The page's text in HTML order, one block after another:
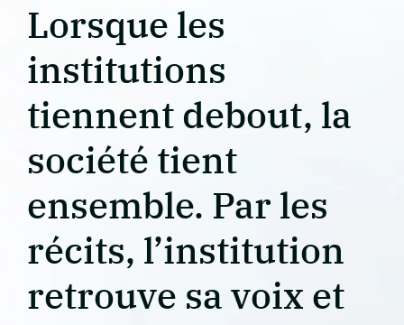
Lorsque les
institutions
tiennent debout, la
société tient
ensemble. Par les
récits, l’institution
retrouve sa voix et